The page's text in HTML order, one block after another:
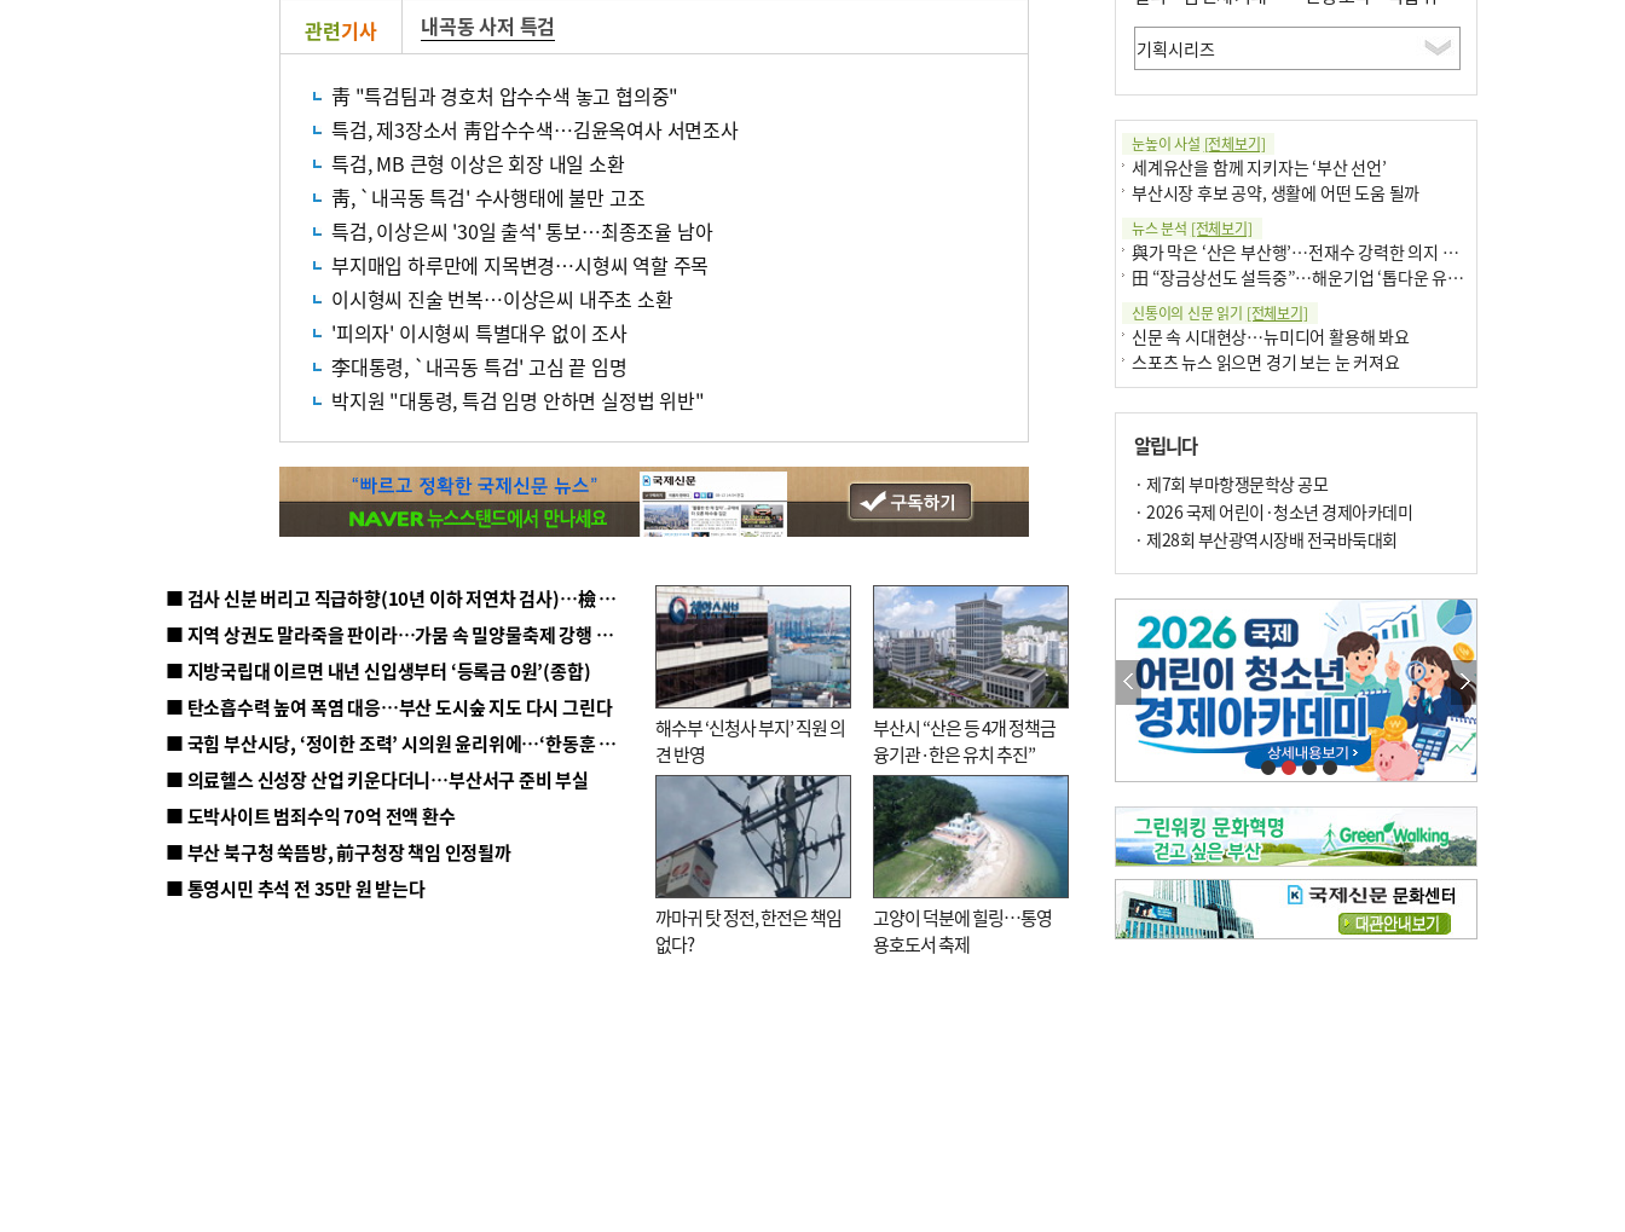
관련기사 내곡동 사저 특검
靑 "특검팀과 경호처 압수수색 놓고 협의중"
특검, 제3장소서 靑압수수색…김윤옥여사 서면조사
특검, MB 큰형 이상은 회장 내일 소환
靑, `내곡동 특검' 수사행태에 불만 고조
특검, 이상은씨 '30일 출석' 통보…최종조율 남아
부지매입 하루만에 지목변경…시형씨 역할 주목
이시형씨 진술 번복…이상은씨 내주초 소환
'피의자' 이시형씨 특별대우 없이 조사
李대통령, `내곡동 특검' 고심 끝 임명
박지원 "대통령, 특검 임명 안하면 실정법 위반"
■ 검사 신분 버리고 직급하향(10년 이하 저연차 검사)…檢 중수청행 기피
■ 지역 상권도 말라죽을 판이라…가뭄 속 밀양물축제 강행 논란
■ 지방국립대 이르면 내년 신입생부터 ‘등록금 0원’(종합)
■ 탄소흡수력 높여 폭염 대응…부산 도시숲 지도 다시 그린다
■ 국힘 부산시당, ‘정이한 조력’ 시의원 윤리위에…‘한동훈 지지’도 신고접수
■ 의료헬스 신성장 산업 키운다더니…부산서구 준비 부실
■ 도박사이트 범죄수익 70억 전액 환수
■ 부산 북구청 쑥뜸방, 前구청장 책임 인정될까
■ 통영시민 추석 전 35만 원 받는다
해수부 ‘신청사 부지’ 직원 의
견 반영
부산시 “산은 등 4개 정책금
융기관·한은 유치 추진”
까마귀 탓 정전, 한전은 책임
없다?
고양이 덕분에 힐링…통영
용호도서 축제
원으로 조성”
‘돈 버는 군수’ 될 것”
눈높이 사설 [전체보기]
세계유산을 함께 지키자는 ‘부산 선언’
부산시장 후보 공약, 생활에 어떤 도움 될까
뉴스 분석 [전체보기]
與가 막은 ‘산은 부산행’…전재수 강력한 의지 표명 없인 공염불
田 “장금상선도 설득중”…해운기업 ‘톱다운 유치전’ 가속
신통이의 신문 읽기 [전체보기]
신문 속 시대현상…뉴미디어 활용해 봐요
스포츠 뉴스 읽으면 경기 보는 눈 커져요
구·군 승진 축하화분 관행 없애자니 소상공인 울상
팩트체크 [전체보기]
서산 간월암
한 손 뉴스[전체보기]
골목 맛집 발굴 고메 셀렉션…부산시, 페스티벌 시월 연계
이란 공습 경고·취소 되풀이…오락가락 트럼프 비꼰 ‘타코’
오늘의 날씨-[전체보기]
오늘의 날씨- 2026년 8월 6일
오늘의 날씨- 2026년 8월 5일
우리 결혼해요-[전체보기]
우리 결혼해요- 김홍윤·정세빈 커플
알립니다
· 제7회 부마항쟁문학상 공모
· 2026 국제 어린이·청소년 경제아카데미
· 제28회 부산광역시장배 전국바둑대회